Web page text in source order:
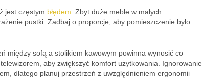
jest częstym błędem . Zbyt duże meble w małych
pustki. Zadbaj o proporcje, aby pomieszczenie było
między sofą a stolikiem kawowym powinna wynosić co
aby zwiększyć komfort użytkowania. Ignorowanie
dlatego planuj przestrzeń z uwzględnieniem ergonomii